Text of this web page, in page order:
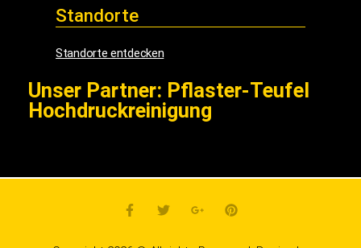
Standorte
Standorte entdecken
Unser Partner: Pflaster-Teufel
Hochdruckreinigung